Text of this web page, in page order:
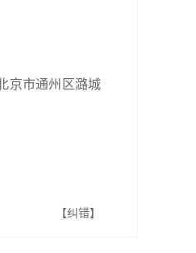
京市通州区潞城
【纠错】